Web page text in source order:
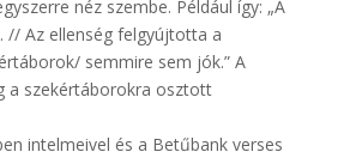
néz szembe. Például így: „A
// Az ellenség felgyújtotta a
semmire sem jók.” A
a szekértáborokra osztott
intelmeivel és a Betűbank verses